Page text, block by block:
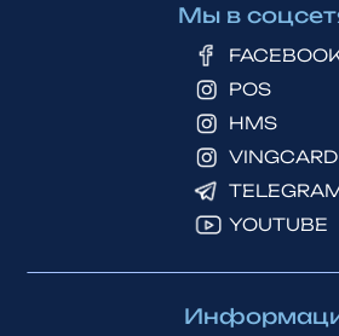
Мы в
POS
HMS
VINGCARD
YOUTUBE